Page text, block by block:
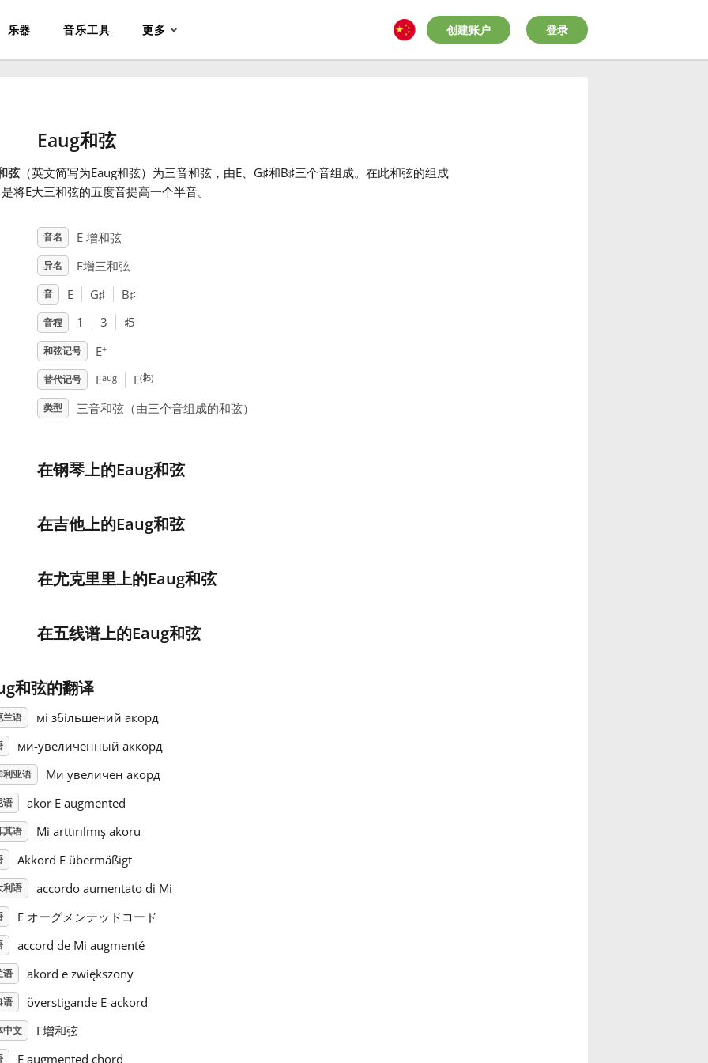
乐器 音乐工具 更多 创建账户 登录
Eaug和弦
弦（英文简写为Eaug和弦）为三音和弦，由E、G♯和B♯三个音组成。在此和弦的组成
将E大三和弦的五度音提高一个半音。
音名 E 增和弦
异名 E增三和弦
音 E G♯ B♯
音程 1 3 ♯5
和弦记号 E+
替代记号 Eaug E(♯5)
类型 三音和弦（由三个音组成的和弦）
在钢琴上的Eaug和弦
在吉他上的Eaug和弦
在尤克里里上的Eaug和弦
在五线谱上的Eaug和弦
和弦的翻译
兰语 мі збільшений акорд
ми-увеличенный аккорд
利亚语 Ми увеличен акорд
语 akor E augmented
其语 Mi arttırılmış akoru
Akkord E übermäßigt
利语 accordo aumentato di Mi
E オーグメンテッドコード
accord de Mi augmenté
语 akord e zwiększony
语 överstigande E-ackord
中文 E增和弦
E augmented chord